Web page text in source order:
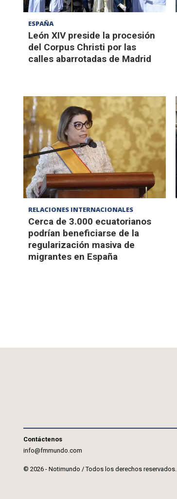
ESPAÑA
León XIV preside la procesión
del Corpus Christi por las
calles abarrotadas de Madrid
RELACIONES INTERNACIONALES
Cerca de 3.000 ecuatorianos
podrían beneficiarse de la
regularización masiva de
migrantes en España
Contáctenos
info@fmmundo.com
© 2026 - Notimundo / Todos los derechos reservados.